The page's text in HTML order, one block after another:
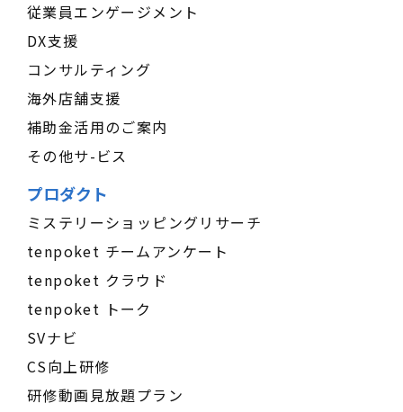
従業員エンゲージメント
DX支援
コンサルティング
海外店舗支援
補助金活用のご案内
その他サ-ビス
プロダクト
ミステリーショッピングリサーチ
tenpoket チームアンケート
tenpoket クラウド
tenpoket トーク
SVナビ
CS向上研修
研修動画見放題プラン